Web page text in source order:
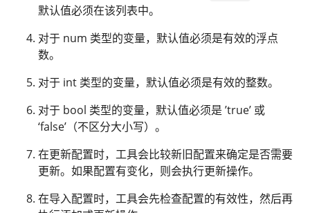
默认值必须在该列表中。
对于 num 类型的变量，默认值必须是有效的浮点
数。
对于 int 类型的变量，默认值必须是有效的整数。
对于 bool 类型的变量，默认值必须是 ’true’ 或
‘false’（不区分大小写）。
在更新配置时，工具会比较新旧配置来确定是否需要
更新。如果配置有变化，则会执行更新操作。
在导入配置时，工具会先检查配置的有效性，然后再